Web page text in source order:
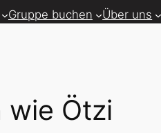
Gruppe buchen Über uns
wie Ötzi